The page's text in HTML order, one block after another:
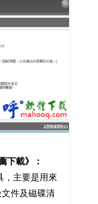
下載》：
，主要是用來
件及磁碟清